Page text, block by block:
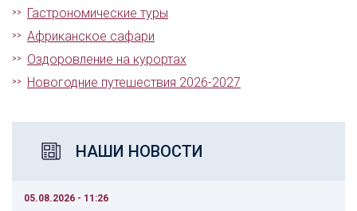
Гастрономические туры
Африканское сафари
Оздоровление на курортах
Новогодние путешествия 2026-2027
НАШИ НОВОСТИ
05.08.2026 - 11:26